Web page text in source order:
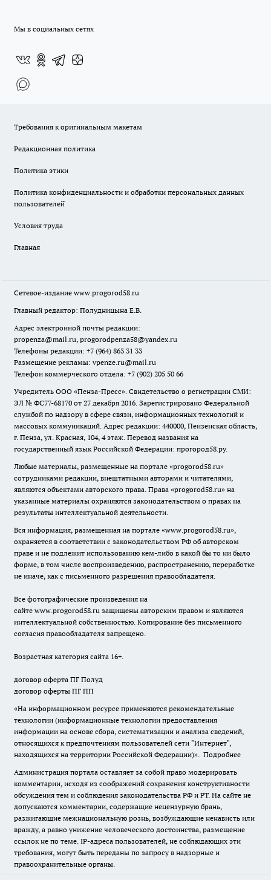
Мы в социальных сетях
Требования к оригинальным макетам
Редакционная политика
Политика этики
Политика конфиденциальности и обработки персональных данных
пользователей̆
Условия труда
Главная
Сетевое-издание www.progorod58.ru
Главный редактор: Полудницына Е.В.
Адрес электронной почты редакции:
propenza@mail.ru, progorodpenza58@yandex.ru
Телефоны редакции: +7 (964) 863 31 33
Размещение рекламы: vpenze.ru@mail.ru
Телефон коммерческого отдела: +7 (902) 205 50 66
Учредитель ООО «Пенза-Пресс». Свидетельство о регистрации СМИ:
ЭЛ № ФС77-68170 от 27 декабря 2016. Зарегистрировано Федеральной
службой по надзору в сфере связи, информационных технологий и
массовых коммуникаций. Адрес редакции: 440000, Пензенская область,
г. Пенза, ул. Красная, 104, 4 этаж. Перевод названия на
государственный язык Российской Федерации: прогород58.ру.
Любые материалы, размещенные на портале «progorod58.ru»
сотрудниками редакции, внештатными авторами и читателями,
являются объектами авторского права. Права «progorod58.ru» на
указанные материалы охраняются законодательством о правах на
результаты интеллектуальной деятельности.
Вся информация, размещенная на портале «www.progorod58.ru»,
охраняется в соответствии с законодательством РФ об авторском
праве и не подлежит использованию кем-либо в какой бы то ни было
форме, в том числе воспроизведению, распространению, переработке
не иначе, как с письменного разрешения правообладателя.
Все фотографические произведения на
сайте www.progorod58.ru защищены авторским правом и являются
интеллектуальной собственностью. Копирование без письменного
согласия правообладателя запрещено.
Возрастная категория сайта 16+.
договор оферта ПГ Полуд
договор оферты ПГ ПП
«На информационном ресурсе применяются рекомендательные
технологии (информационные технологии предоставления
информации на основе сбора, систематизации и анализа сведений,
относящихся к предпочтениям пользователей сети "Интернет",
находящихся на территории Российской Федерации)». Подробнее
Администрация портала оставляет за собой право модерировать
комментарии, исходя из соображений сохранения конструктивности
обсуждения тем и соблюдения законодательства РФ и РТ. На сайте не
допускаются комментарии, содержащие нецензурную брань,
разжигающие межнациональную рознь, возбуждающие ненависть или
вражду, а равно унижение человеческого достоинства, размещение
ссылок не по теме. IP-адреса пользователей, не соблюдающих эти
требования, могут быть переданы по запросу в надзорные и
правоохранительные органы.